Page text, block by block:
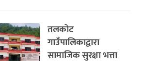
तलकोट
गाउँपालिकाद्वारा
सामाजिक सुरक्षा भत्ता